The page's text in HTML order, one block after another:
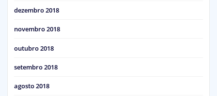
dezembro 2018
novembro 2018
outubro 2018
setembro 2018
agosto 2018